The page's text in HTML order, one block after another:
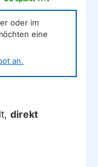
oder im
eine
an.
direkt